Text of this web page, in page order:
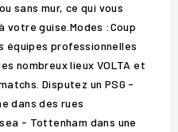
sans mur, ce qui vous
votre guise.Modes :Coup
équipes professionnelles
nombreux lieux VOLTA et
Disputez un PSG -
dans des rues
- Tottenham dans une